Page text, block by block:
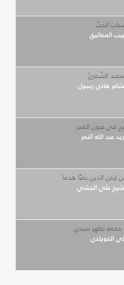
رسول
الفجر
النمر
بغيًا هدما
الجشي
سيدي